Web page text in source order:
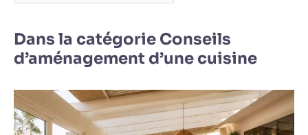
Dans la catégorie Conseils
d’aménagement d’une cuisine